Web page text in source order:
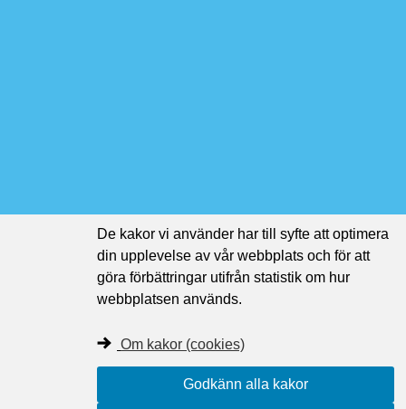
De kakor vi använder har till syfte att optimera
din upplevelse av vår webbplats och för att
göra förbättringar utifrån statistik om hur
webbplatsen används.
Om kakor (cookies)
Godkänn alla kakor